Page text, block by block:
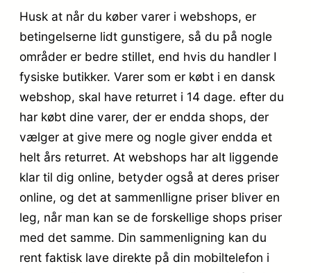
Husk at når du køber varer i webshops, er
betingelserne lidt gunstigere, så du på nogle
områder er bedre stillet, end hvis du handler I
fysiske butikker. Varer som er købt i en dansk
webshop, skal have returret i 14 dage. efter du
har købt dine varer, der er endda shops, der
vælger at give mere og nogle giver endda et
helt års returret. At webshops har alt liggende
klar til dig online, betyder også at deres priser
online, og det at sammenlligne priser bliver en
leg, når man kan se de forskellige shops priser
med det samme. Din sammenligning kan du
rent faktisk lave direkte på din mobiltelefon i